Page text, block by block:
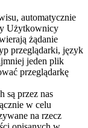
automatycznie
Użytkownicy
żądanie
przeglądarki, język
jeden plik
przeglądarkę
są przez nas
w celu
na rzecz